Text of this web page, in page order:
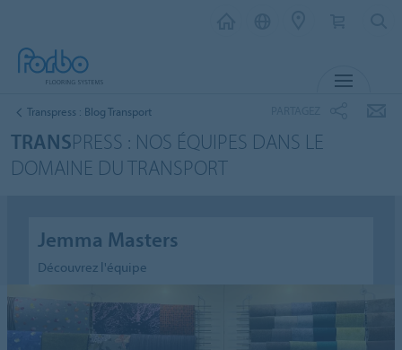
Transpress : Blog Transport
TRANSPRESS : NOS ÉQUIPES DANS LE
DOMAINE DU TRANSPORT
Jemma Masters
Découvrez l'équipe